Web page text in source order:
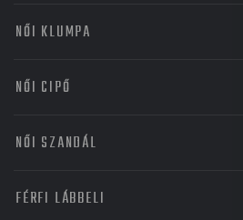
NŐI KLUMPA
NŐI CIPŐ
NŐI SZANDÁL
FÉRFI LÁBBELI